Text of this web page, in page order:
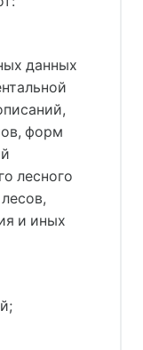
данных
форм
лесного
и иных